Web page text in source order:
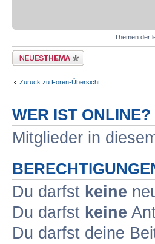
Themen der
Neues Thema erstellen
Zurück zu Foren-Übersicht
WER IST ONLINE?
Mitglieder in
Du darfst keine
Du darfst keine
Du darfst deine